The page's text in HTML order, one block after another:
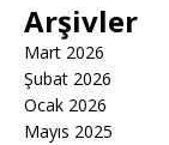
Arşivler
Mart 2026
Şubat 2026
Ocak 2026
Mayıs 2025